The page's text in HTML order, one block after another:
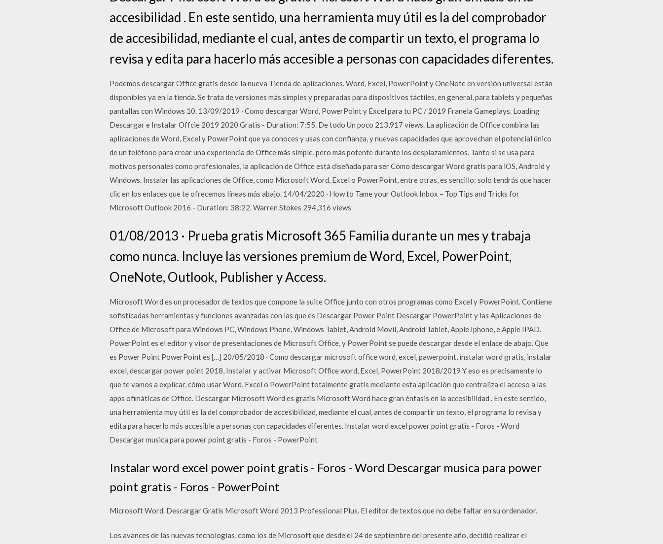
accesibilidad . En este sentido, una herramienta muy útil es la del comprobador
de accesibilidad, mediante el cual, antes de compartir un texto, el programa lo
revisa y edita para hacerlo más accesible a personas con capacidades diferentes.
Podemos descargar Office gratis desde la nueva Tienda de aplicaciones. Word, Excel, PowerPoint y OneNote en versión universal están
disponibles ya en la tienda. Se trata de versiones más simples y preparadas para dispositivos táctiles, en general, para tablets y pequeñas
pantallas con Windows 10. 13/09/2019 · Como descargar Word, PowerPoint y Excel para tu PC / 2019 Franela Gameplays. Loading
Descargar e Instalar Offcie 2019 2020 Gratis - Duration: 7:55. De todo Un poco 213,917 views. La aplicación de Office combina las
aplicaciones de Word, Excel y PowerPoint que ya conoces y usas con confianza, y nuevas capacidades que aprovechan el potencial único
de un teléfono para crear una experiencia de Office más simple, pero más potente durante los desplazamientos. Tanto si se usa para
motivos personales como profesionales, la aplicación de Office está diseñada para ser Cómo descargar Word gratis para iOS, Android y
Windows. Instalar las aplicaciones de Office, como Microsoft Word, Excel o PowerPoint, entre otras, es sencillo: solo tendrás que hacer
clic en los enlaces que te ofrecemos líneas más abajo. 14/04/2020 · How to Tame your Outlook Inbox – Top Tips and Tricks for
Microsoft Outlook 2016 - Duration: 38:22. Warren Stokes 294,316 views
01/08/2013 · Prueba gratis Microsoft 365 Familia durante un mes y trabaja
como nunca. Incluye las versiones premium de Word, Excel, PowerPoint,
OneNote, Outlook, Publisher y Access.
Microsoft Word es un procesador de textos que compone la suite Office junto con otros programas como Excel y PowerPoint. Contiene
sofisticadas herramientas y funciones avanzadas con las que es Descargar Power Point Descargar PowerPoint y las Aplicaciones de
Office de Microsoft para Windows PC, Windows Phone, Windows Tablet, Android Movil, Android Tablet, Apple Iphone, e Apple IPAD.
PowerPoint es el editor y visor de presentaciones de Microsoft Office, y PowerPoint se puede descargar desde el enlace de abajo. Que
es Power Point PowerPoint es […] 20/05/2018 · Como descargar microsoft office word, excel, pawerpoint, instalar word gratis, instalar
excel, descargar power point 2018, Instalar y activar Microsoft Office word, Excel, PowerPoint 2018/2019 Y eso es precisamente lo
que te vamos a explicar, cómo usar Word, Excel o PowerPoint totalmente gratis mediante esta aplicación que centraliza el acceso a las
apps ofimáticas de Office. Descargar Microsoft Word es gratis Microsoft Word hace gran énfasis en la accesibilidad . En este sentido,
una herramienta muy útil es la del comprobador de accesibilidad, mediante el cual, antes de compartir un texto, el programa lo revisa y
edita para hacerlo más accesible a personas con capacidades diferentes. Instalar word excel power point gratis - Foros - Word
Descargar musica para power point gratis - Foros - PowerPoint
Instalar word excel power point gratis - Foros - Word Descargar musica para power
point gratis - Foros - PowerPoint
Microsoft Word. Descargar Gratis Microsoft Word 2013 Professional Plus. El editor de textos que no debe faltar en su ordenador.
Los avances de las nuevas tecnologías, como los de Microsoft que desde el 24 de septiembre del presente año, decidió realizar el